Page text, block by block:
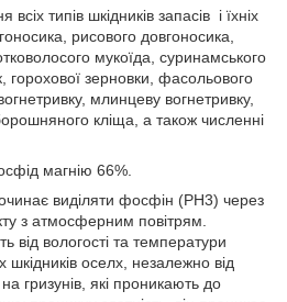
всіх типів шкідників запасів і їхніх
рисового довгоносика,
мукоїда, суринамського
горохової зерновки, фасольового
млинцеву вогнетривку,
кліща, а також численні
магнію 66%.
виділяти фосфін (РН3) через
з атмосферним повітрям.
від вологості та температури
шкідників оселх, незалежно від
на гризунів, які проникають до